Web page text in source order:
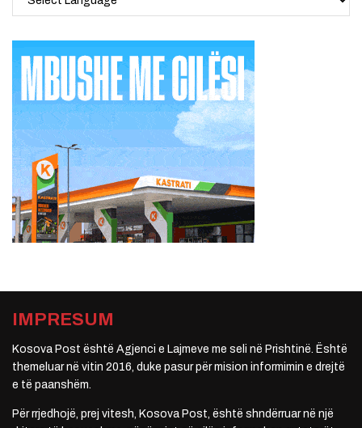
IMPRESUM
Kosova Post është Agjenci e Lajmeve me seli në Prishtinë. Është
themeluar në vitin 2016, duke pasur për mision informimin e drejtë
e të paanshëm.
Për rrjedhojë, prej vitesh, Kosova Post, është shndërruar në një